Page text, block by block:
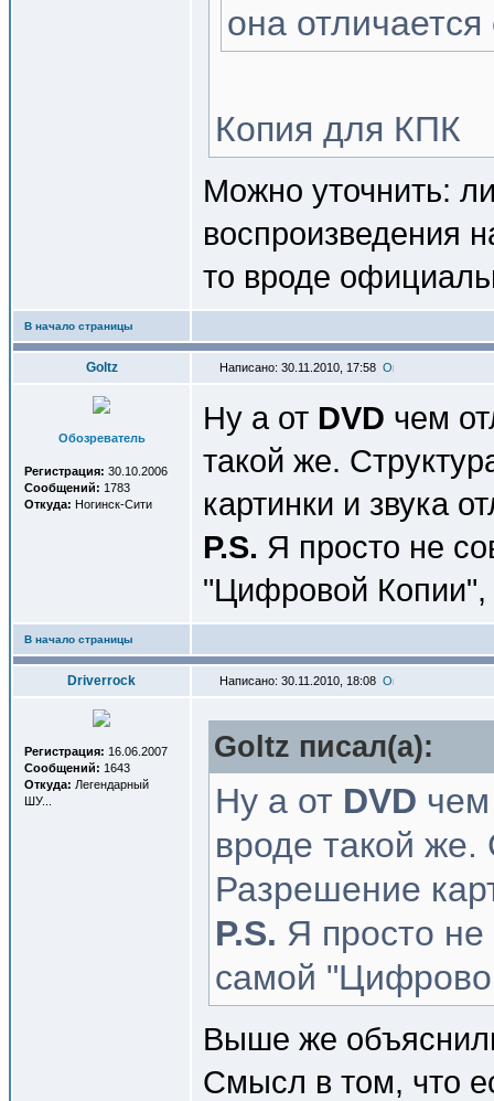
она
Копия для КПК
Можно уточнить:
воспроизведения
то вроде
В начало страницы
Goltz Написано: 30.11.2010, 17:58
Обозреватель
Регистрация: 30.10.2006
Сообщений: 1783
Откуда: Ногинск-Сити
Ну а от DVD чем
такой же.
картинки и звука
P.S. Я просто не
"Цифровой Копии",
В начало страницы
Driverrock Написано: 30.11.2010, 18:08
Регистрация: 16.06.2007
Сообщений: 1643
Откуда: Легендарный
ШУ...
Goltz писал(a):
Ну а от DVD
вроде такой же.
Разрешение
P.S. Я просто
самой
Выше же
Смысл в том, что